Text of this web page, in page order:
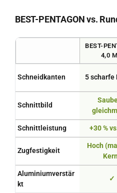
BEST-PENTAGON vs.
BEST-
4,0
Schneidkanten 5 scharfe
Schnittbild
Schnittleistung +30 %
Zugfestigkeit
Hoch
Aluminiumverstär
kt
✓